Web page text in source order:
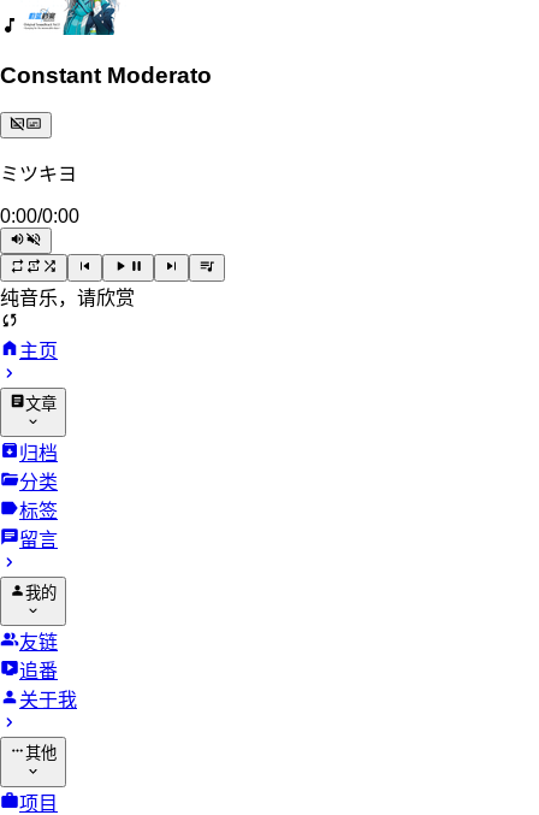
Constant Moderato
ミツキヨ
0:00/0:00
纯音乐，请欣赏
主页
文章
归档
分类
标签
留言
我的
友链
追番
关于我
其他
项目